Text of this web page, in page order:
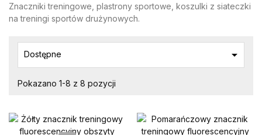
Znaczniki treningowe, plastrony sportowe, koszulki z siateczki
na treningi sportów drużynowych.
Dostępne 
Pokazano 1-8 z 8 pozycji